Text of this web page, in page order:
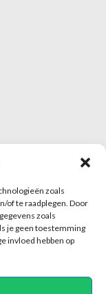
zoals
of te raadplegen. Door
zoals
je geen toestemming
invloed hebben op